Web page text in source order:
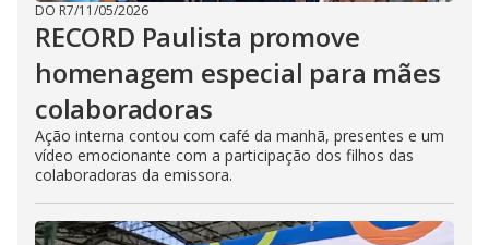
DO R7/11/05/2026
RECORD Paulista promove
homenagem especial para mães
colaboradoras
Ação interna contou com café da manhã, presentes e um
vídeo emocionante com a participação dos filhos das
colaboradoras da emissora.